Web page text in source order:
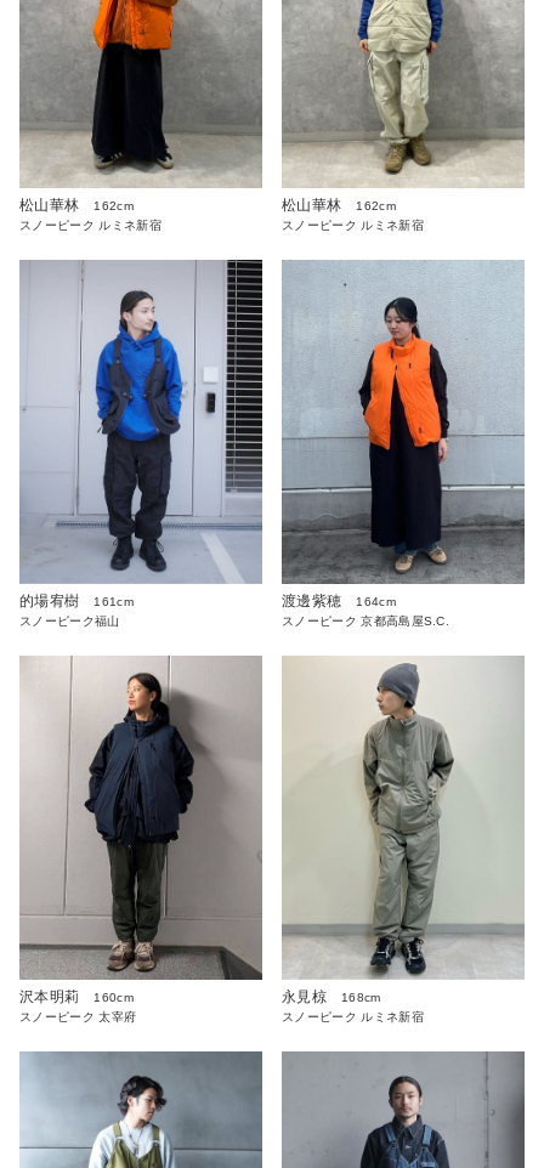
松山華林
162cm
スノーピーク ルミネ新宿
松山華林
162cm
スノーピーク ルミネ新宿
的場宥樹
161cm
スノーピーク福山
渡邊紫穂
164cm
スノーピーク 京都高島屋S.C.
沢本明莉
160cm
スノーピーク 太宰府
永見椋
168cm
スノーピーク ルミネ新宿